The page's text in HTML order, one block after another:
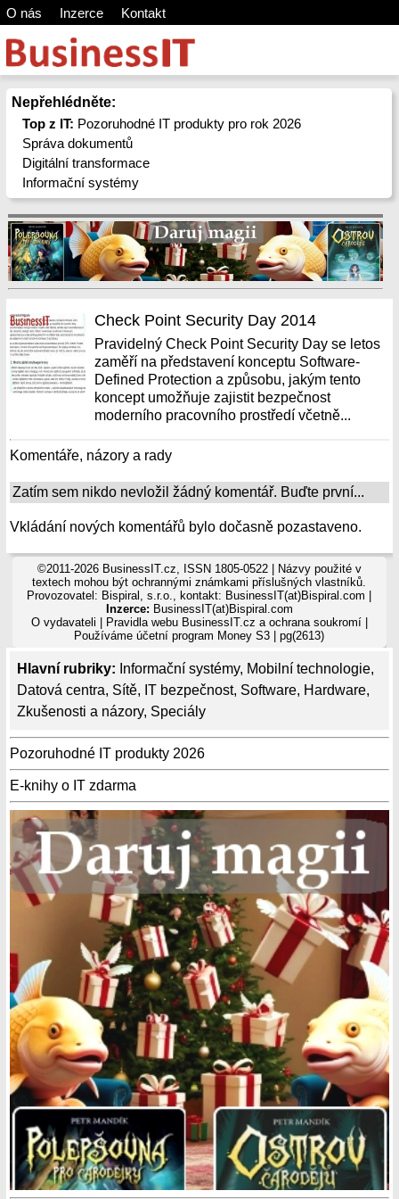
O nás Inzerce Kontakt
Nepřehlédněte:
Top z IT: Pozoruhodné IT produkty pro rok 2026
Správa dokumentů
Digitální transformace
Informační systémy
Hlavní rubriky: Informační systémy, Mobilní technologie,
Datová centra, Sítě, IT bezpečnost, Software, Hardware,
Zkušenosti a názory, Speciály
Pozoruhodné IT produkty 2026
E-knihy o IT zdarma
Check Point Security Day 2014
Pravidelný Check Point Security Day se letos
zaměří na představení konceptu Software-
Defined Protection a způsobu, jakým tento
koncept umožňuje zajistit bezpečnost
moderního pracovního prostředí včetně...
Komentáře, názory a rady
Zatím sem nikdo nevložil žádný komentář. Buďte první...
Vkládání nových komentářů bylo dočasně pozastaveno.
©2011-2026 BusinessIT.cz, ISSN 1805-0522 | Názvy použité v
textech mohou být ochrannými známkami příslušných vlastníků.
Provozovatel: Bispiral, s.r.o., kontakt: BusinessIT(at)Bispiral.com |
Inzerce: BusinessIT(at)Bispiral.com
O vydavateli
Pravidla webu BusinessIT.cz a ochrana soukromí|
Používámeúčetní program Money S3 | pg(2613)